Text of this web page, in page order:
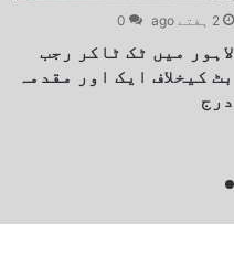
2 ہفتے ago 0
لاہور میں ٹک ٹاکر رجب
بٹ کیخلاف ایک اور مقدمہ
درج